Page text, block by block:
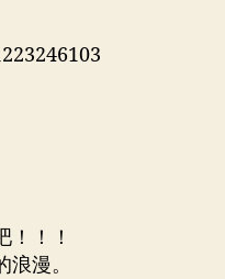
！！
漫。